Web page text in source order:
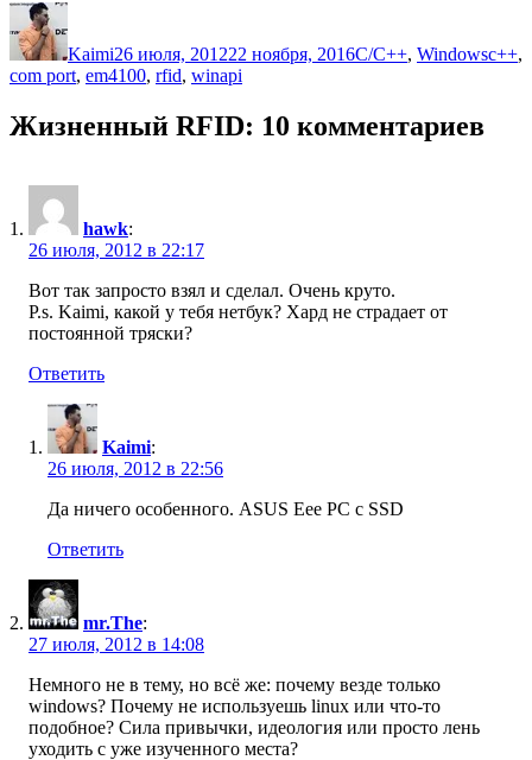
Автор
Kaimi26 июля, 201222 ноября, 2016C/C++, Windowsc++,
com port, em4100, rfid, winapi
Жизненный RFID: 10 комментариев
hawk:
26 июля, 2012 в 22:17
Вот так запросто взял и сделал. Очень круто.
P.s. Kaimi, какой у тебя нетбук? Хард не страдает от
постоянной тряски?
Ответить
Kaimi:
26 июля, 2012 в 22:56
Да ничего особенного. ASUS Eee PC с SSD
Ответить
mr.The:
27 июля, 2012 в 14:08
Немного не в тему, но всё же: почему везде только
windows? Почему не используешь linux или что-то
подобное? Сила привычки, идеология или просто лень
уходить с уже изученного места?